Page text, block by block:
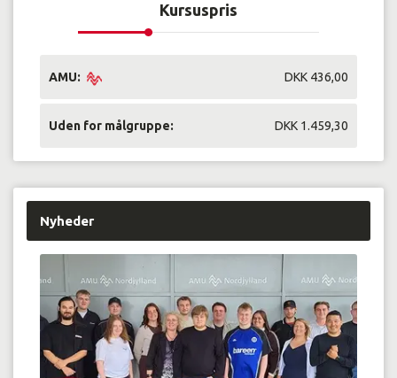
Kursuspris
AMU: DKK 436,00
Uden for målgruppe: DKK 1.459,30
Nyheder